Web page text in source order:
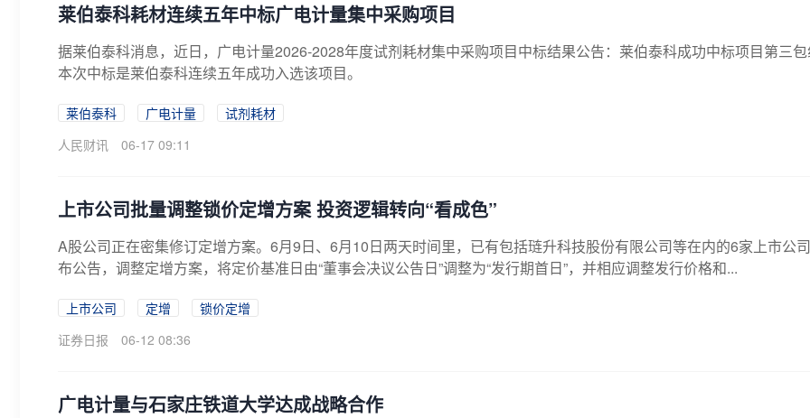
莱伯泰科耗材连续五年中标广电计量集中采购项目
据莱伯泰科消息，近日，广电计量2026-2028年度试剂耗材集中采购项目中标结果公告：莱伯泰科成功中标项目第三包
本次中标是莱伯泰科连续五年成功入选该项目。
莱伯泰科 广电计量
试剂耗材
人民财讯
06-17 09:11
上市公司批量调整锁价定增方案 投资逻辑转向“看成色”
A股公司正在密集修订定增方案。6月9日、6月10日两天时间里，已有包括琏升科技股份有限公司等在内的6家上市公
布公告，调整定增方案，将定价基准日由“董事会决议公告日”调整为“发行期首日”，并相应调整发行价格和...
上市公司 定增
锁价定增
证券日报
06-12 08:36
广电计量与石家庄铁道大学达成战略合作